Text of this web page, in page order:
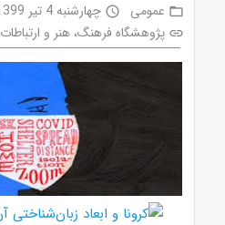
folder_open عمومی access_time چهارشنبه 4 تیر 1399 ساعت 6:56
link پژوهشگاه فرهنگ، هنر و ارتباطات